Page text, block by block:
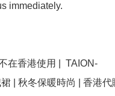
immediately.
在香港使用 |  TAION-
| 秋冬保暖時尚 | 香港代